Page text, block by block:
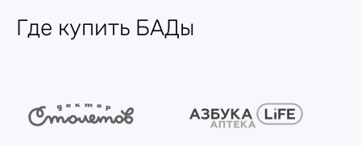
Где купить БАДы